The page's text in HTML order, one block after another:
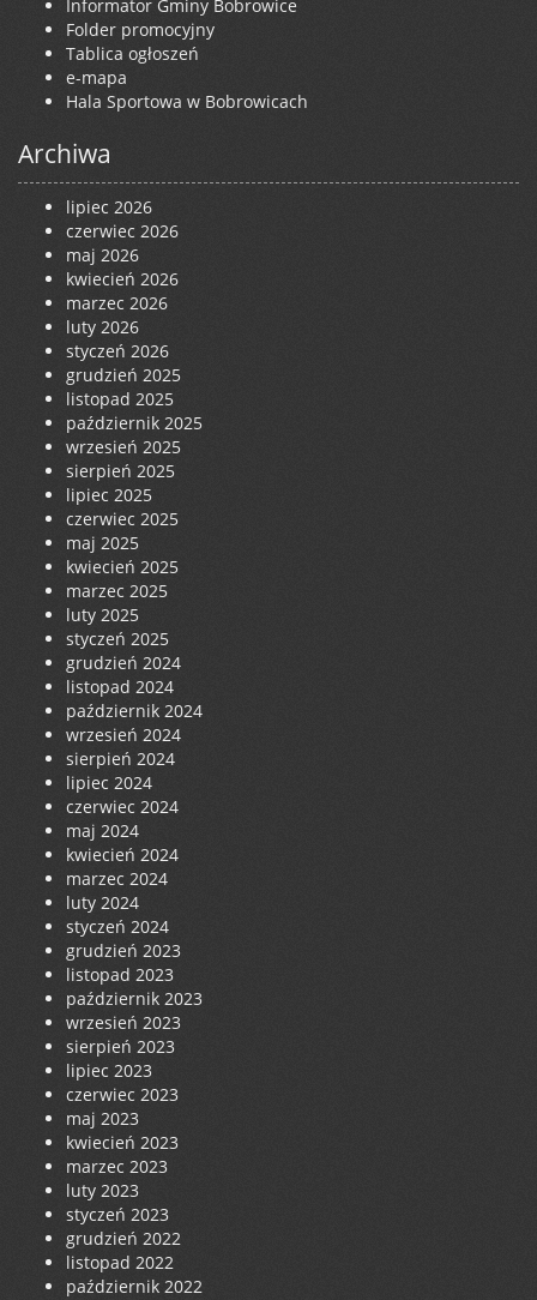
Informator Gminy Bobrowice
Folder promocyjny
Tablica ogłoszeń
e-mapa
Hala Sportowa w Bobrowicach
Archiwa
lipiec 2026
czerwiec 2026
maj 2026
kwiecień 2026
marzec 2026
luty 2026
styczeń 2026
grudzień 2025
listopad 2025
październik 2025
wrzesień 2025
sierpień 2025
lipiec 2025
czerwiec 2025
maj 2025
kwiecień 2025
marzec 2025
luty 2025
styczeń 2025
grudzień 2024
listopad 2024
październik 2024
wrzesień 2024
sierpień 2024
lipiec 2024
czerwiec 2024
maj 2024
kwiecień 2024
marzec 2024
luty 2024
styczeń 2024
grudzień 2023
listopad 2023
październik 2023
wrzesień 2023
sierpień 2023
lipiec 2023
czerwiec 2023
maj 2023
kwiecień 2023
marzec 2023
luty 2023
styczeń 2023
grudzień 2022
listopad 2022
październik 2022